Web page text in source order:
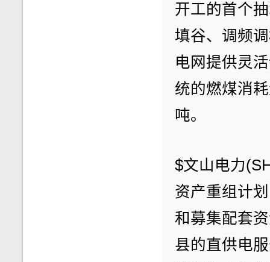
开工的首个
填谷、调频
电网提供灵
统的燃煤消
吨。
$文山电力
资产重组计
和募集配套
县的直供电